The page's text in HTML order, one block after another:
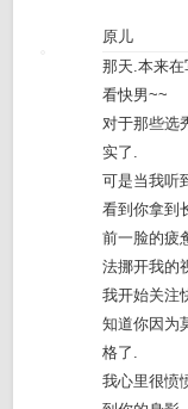
原儿
那天.本来
看快男~~
对于那些选
实了.
可是当我听
看到你拿到
前一脸的疲
法挪开我的
我开始关注
知道你因为
格了.
我心里很愤